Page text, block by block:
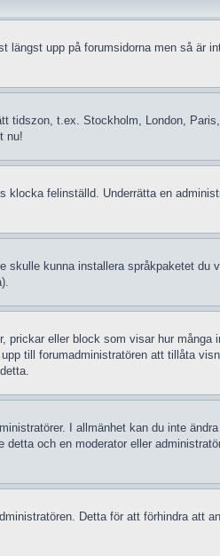
längst upp på forumsidorna men så är
tidszon, t.ex. Stockholm, London,
nu!
felinställd. Underrätta en
skulle kunna installera språkpaketet
eller block som visar hur många
till forumadministratören att tillåta
I allmänhet kan du inte
och en moderator eller
Detta för att förhindra att